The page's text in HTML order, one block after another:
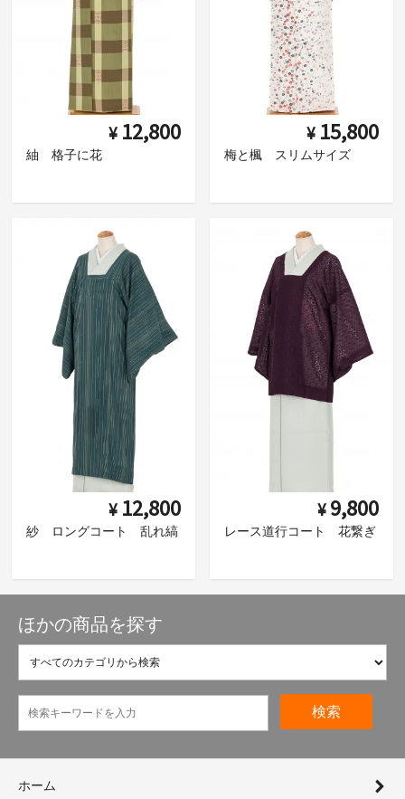
¥ 12,800
紬 格子に花
¥ 15,800
梅と楓 スリムサイズ
¥ 12,800
紗 ロングコート 乱れ縞
¥ 9,800
レース道行コート 花繋ぎ
ほかの商品を探す
検索
ホーム